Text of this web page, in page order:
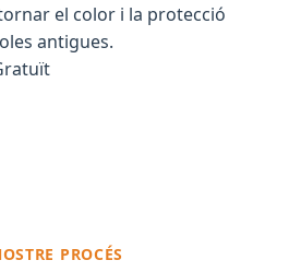
el color i la protecció
antigues.
PROCÉS